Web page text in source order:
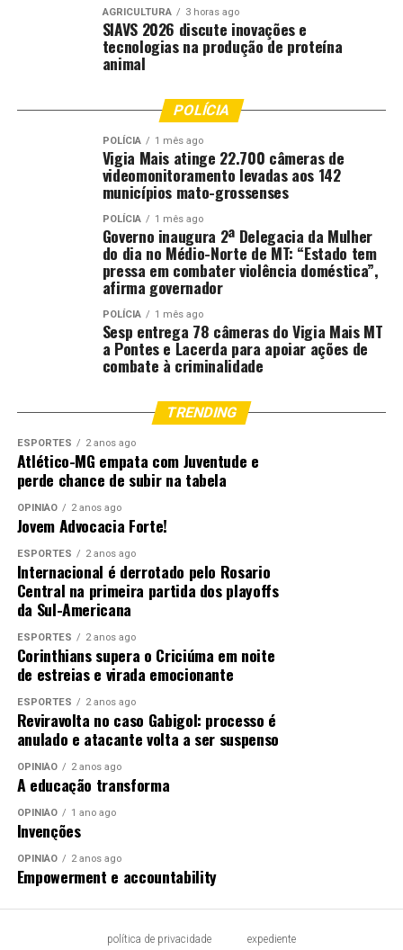
AGRICULTURA 3 horas ago
SIAVS 2026 discute inovações e
tecnologias na produção de proteína
animal
POLÍCIA
POLÍCIA 1 mês ago
Vigia Mais atinge 22.700 câmeras de
videomonitoramento levadas aos 142
municípios mato-grossenses
POLÍCIA 1 mês ago
Governo inaugura 2ª Delegacia da Mulher
do dia no Médio-Norte de MT: “Estado tem
pressa em combater violência doméstica”,
afirma governador
POLÍCIA 1 mês ago
Sesp entrega 78 câmeras do Vigia Mais MT
a Pontes e Lacerda para apoiar ações de
combate à criminalidade
TRENDING
ESPORTES 2 anos ago
Atlético-MG empata com Juventude e
perde chance de subir na tabela
OPINIÃO 2 anos ago
Jovem Advocacia Forte!
ESPORTES 2 anos ago
Internacional é derrotado pelo Rosario
Central na primeira partida dos playoffs
da Sul-Americana
ESPORTES 2 anos ago
Corinthians supera o Criciúma em noite
de estreias e virada emocionante
ESPORTES 2 anos ago
Reviravolta no caso Gabigol: processo é
anulado e atacante volta a ser suspenso
OPINIÃO 2 anos ago
A educação transforma
OPINIÃO 1 ano ago
Invenções
OPINIÃO 2 anos ago
Empowerment e accountability
política de privacidade expediente